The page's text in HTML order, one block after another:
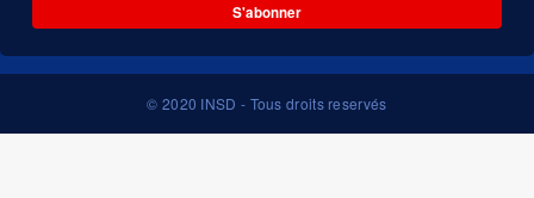
S'abonner
© 2020 INSD - Tous droits reservés